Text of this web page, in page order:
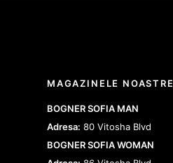
MAGAZINELE NOASTRE
BOGNER SOFIA MAN
Adresa: 80 Vitosha Blvd
BOGNER SOFIA WOMAN